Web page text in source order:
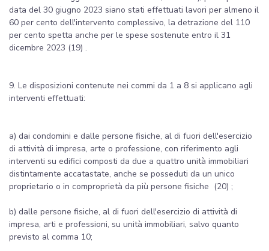
data del 30 giugno 2023 siano stati effettuati lavori per almeno il
60 per cento dell'intervento complessivo, la detrazione del 110
per cento spetta anche per le spese sostenute entro il 31
dicembre 2023​ (19) .
9. Le disposizioni contenute nei commi da 1 a 8 si applicano agli
interventi effettuati:
a) dai condomini e dalle persone fisiche, al di fuori dell'esercizio
di attività di impresa, arte o professione, con riferimento agli
interventi su edifici composti da due a quattro unità immobiliari
distintamente accatastate, anche se posseduti da un unico
proprietario o in comproprietà da più persone fisiche (20) ;
b) dalle persone fisiche, al di fuori dell'esercizio di attività di
impresa, arti e professioni, su unità immobiliari, salvo quanto
previsto al comma 10;